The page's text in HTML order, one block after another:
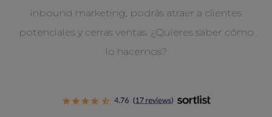
inbound marketing, podrás atraer a clientes
potenciales y cerras ventas. ¿Quieres saber cómo
lo hacemos?